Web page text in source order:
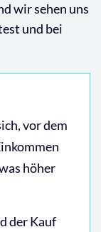
wir sehen uns
und bei
vor dem
höher
der Kauf